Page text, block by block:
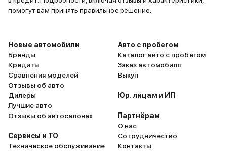
помогут вам принять правильное решение.
Новые автомобили
Бренды
Кредиты
Сравнения моделей
Отзывы об авто
Дилеры
Лучшие авто
Отзывы об автосалонах
Сервисы и ТО
Техническое обслуживание
Авто с пробегом
Каталог авто с пробегом
Заказ автомобиля
Выкуп
Юр. лицам и ИП
Партнёрам
О нас
Сотрудничество
Контакты